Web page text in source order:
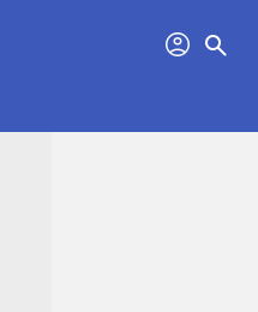
profil search